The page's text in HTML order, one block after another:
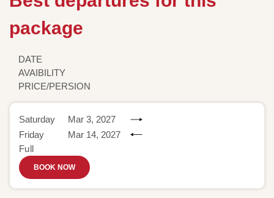
package
DATE
AVAIBILITY
PRICE/PERSION
Saturday
Mar 3, 2027
Friday
Mar 14, 2027
Full
BOOK NOW